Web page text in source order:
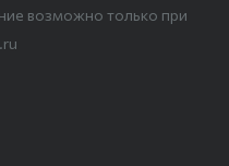
возможно только при